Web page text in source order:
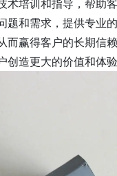
和需求，提供专业
赢得客户的长期信
造更大的价值和体验